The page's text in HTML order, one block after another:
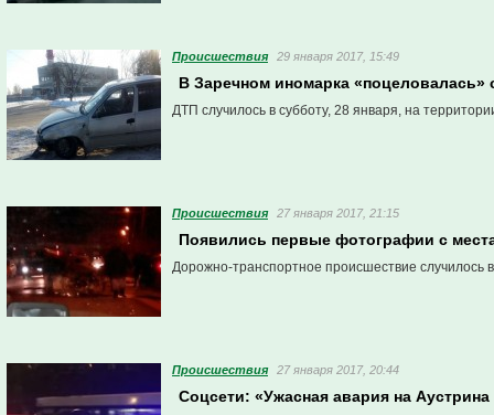
Проиcшествия 29 января 2017, 15:49
В Заречном иномарка «поцеловалась»
ДТП случилось в субботу, 28 января, на
Проиcшествия 27 января 2017, 21:15
Появились первые фотографии с
Дорожно-транспортное происшествие случилось
Проиcшествия 27 января 2017, 20:44
Соцсети: «Ужасная авария на